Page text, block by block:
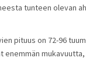
tunteen olevan
pituus on 72-96